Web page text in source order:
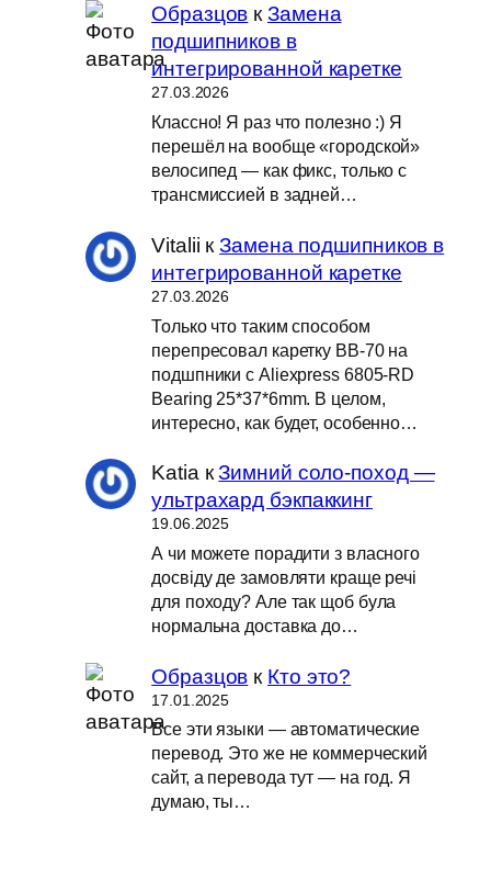
Образцов кЗамена
подшипников в
интегрированной каретке
27.03.2026
Классно! Я раз что полезно :) Я
перешёл на вообще «городской»
велосипед — как фикс, только с
трансмиссией в задней…
Vitalii кЗамена подшипников в
интегрированной каретке
27.03.2026
Только что таким способом
перепресовал каретку BB-70 на
подшпники с Aliexpress 6805-RD
Bearing 25*37*6mm. В целом,
интересно, как будет, особенно…
Katia кЗимний соло-поход —
ультрахард бэкпаккинг
19.06.2025
А чи можете порадити з власного
досвіду де замовляти краще речі
для походу? Але так щоб була
нормальна доставка до…
Образцов к Кто это?
17.01.2025
Все эти языки — автоматические
перевод. Это же не коммерческий
сайт, а перевода тут — на год. Я
думаю, ты…